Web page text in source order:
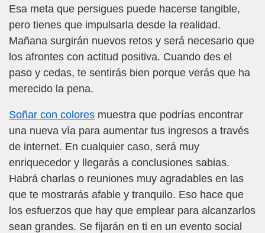
Esa meta que persigues puede hacerse tangible,
pero tienes que impulsarla desde la realidad.
Mañana surgirán nuevos retos y será necesario que
los afrontes con actitud positiva. Cuando des el
paso y cedas, te sentirás bien porque verás que ha
merecido la pena.
Soñar con colores muestra que podrías encontrar
una nueva vía para aumentar tus ingresos a través
de internet. En cualquier caso, será muy
enriquecedor y llegarás a conclusiones sabias.
Habrá charlas o reuniones muy agradables en las
que te mostrarás afable y tranquilo. Eso hace que
los esfuerzos que hay que emplear para alcanzarlos
sean grandes. Se fijarán en ti en un evento social